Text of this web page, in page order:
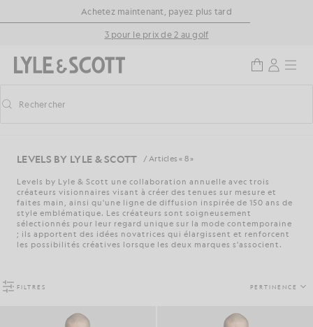
Aller directement au contenu principal
Informations sur l'accessibilité
Achetez maintenant, payez plus tard
3 pour le prix de 2 au golf
Activer/désactiver la recherche prédictive
Rechercher
LEVELS BY LYLE & SCOTT / Articles « 8 »
Levels by Lyle & Scott une collaboration annuelle avec trois
créateurs visionnaires visant à créer des tenues sur mesure et
faites main, ainsi qu'une ligne de diffusion inspirée de 150 ans de
style emblématique. Les créateurs sont soigneusement
sélectionnés pour leur regard unique sur la mode contemporaine
; ils apportent des idées novatrices qui élargissent et renforcent
les possibilités créatives lorsque les deux marques s'associent.
FILTRES PERTINENCE